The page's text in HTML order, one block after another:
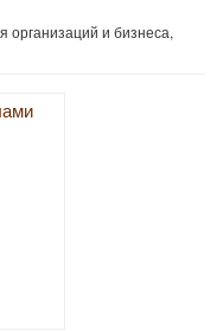
организаций и бизнеса,